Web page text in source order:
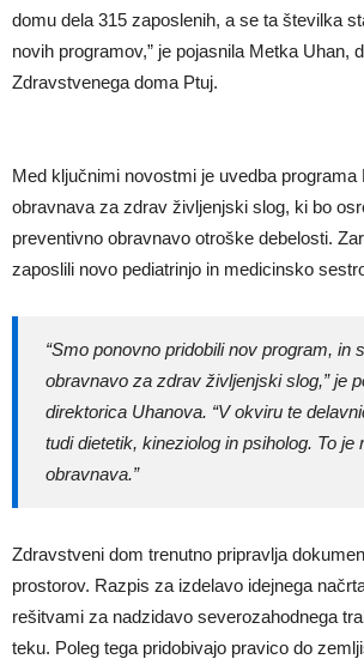
domu dela 315 zaposlenih, a se ta številka
novih programov,” je pojasnila Metka Uhan,
Zdravstvenega doma Ptuj.
Med ključnimi novostmi je uvedba programa
obravnava za zdrav življenjski slog, ki bo
preventivno obravnavo otroške debelosti.
zaposlili novo pediatrinjo in medicinsko
“Smo ponovno pridobili nov program, in
obravnavo za zdrav življenjski slog,” je
direktorica Uhanova. “V okviru te
tudi dietetik, kineziolog in psiholog. To je
obravnava.”
Zdravstveni dom trenutno pripravlja
prostorov. Razpis za izdelavo idejnega
rešitvami za nadzidavo severozahodnega
teku. Poleg tega pridobivajo pravico do